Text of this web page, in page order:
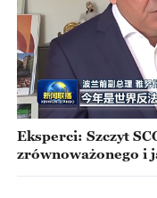
Eksperci: Szczyt
zrównoważonego i